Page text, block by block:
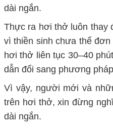
dài ngắn.
Thực ra hơi thở luôn thay
vì thiền sinh chưa thể
hơi thở liên tục 30–40
dẫn đổi sang phương
Vì vậy, người mới và
trên hơi thở, xin đừng
dài ngắn.